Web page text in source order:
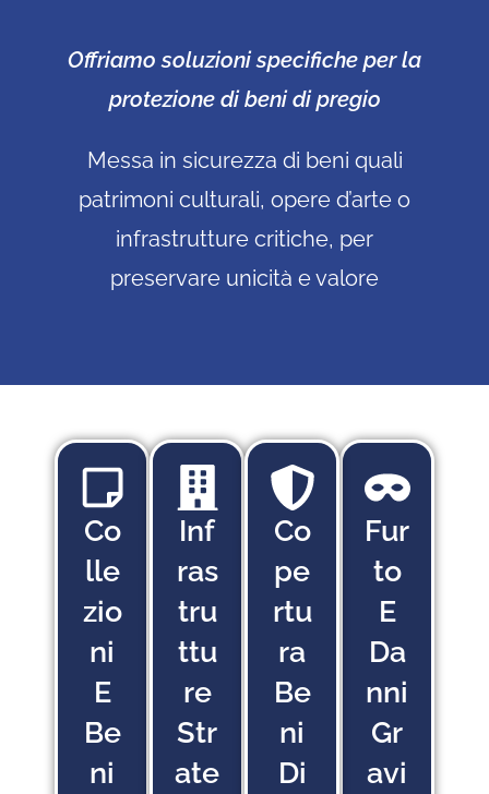
Fur
To
E
Da
Nni
Gr
Avi
Co
Lle
Zio
Ni
E
Be
Ni
Inf
Ras
Tru
Ttu
Re
Str
Ate
Co
Pe
Rtu
Ra
Be
Ni
Di
Offriamo soluzioni specifiche per la
protezione di beni di pregio
Messa in sicurezza di beni quali
patrimoni culturali, opere d’arte o
infrastrutture critiche, per
preservare unicità e valore